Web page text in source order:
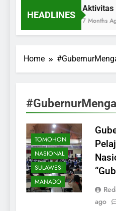
HEADLINES
Aktivitas
7 Months Ago
Home
TOMOHON
NASIONAL
SULAWESI
MANADO
ago